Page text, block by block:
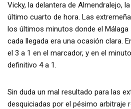
Vicky, la delantera de Almendralejo,
último cuarto de hora. Las
los últimos minutos donde el
cada llegada era una ocasión clara.
el 3 a 1 en el marcador, y en el
definitivo 4 a 1.
Sin duda un mal resultado para las
desquiciadas por el pésimo arbitraje